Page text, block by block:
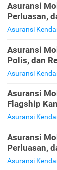
Asuransi
Perluasan,
Asuransi
Asuransi
Polis, dan
Asuransi
Asuransi
Flagship
Asuransi
Asuransi
Perluasan,
Asuransi